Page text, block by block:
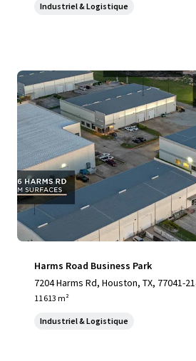
Industriel & Logistique
Harms Road Business Park
7204 Harms Rd, Houston, TX, 77041-
11 613 m²
Industriel & Logistique